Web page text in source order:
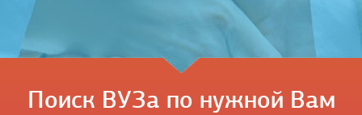
Поиск ВУЗа по нужной Вам